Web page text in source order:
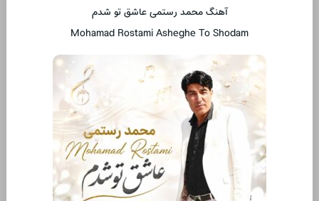
آهنگ محمد رستمی عاشق تو شدم
Mohamad Rostami Asheghe To Shodam